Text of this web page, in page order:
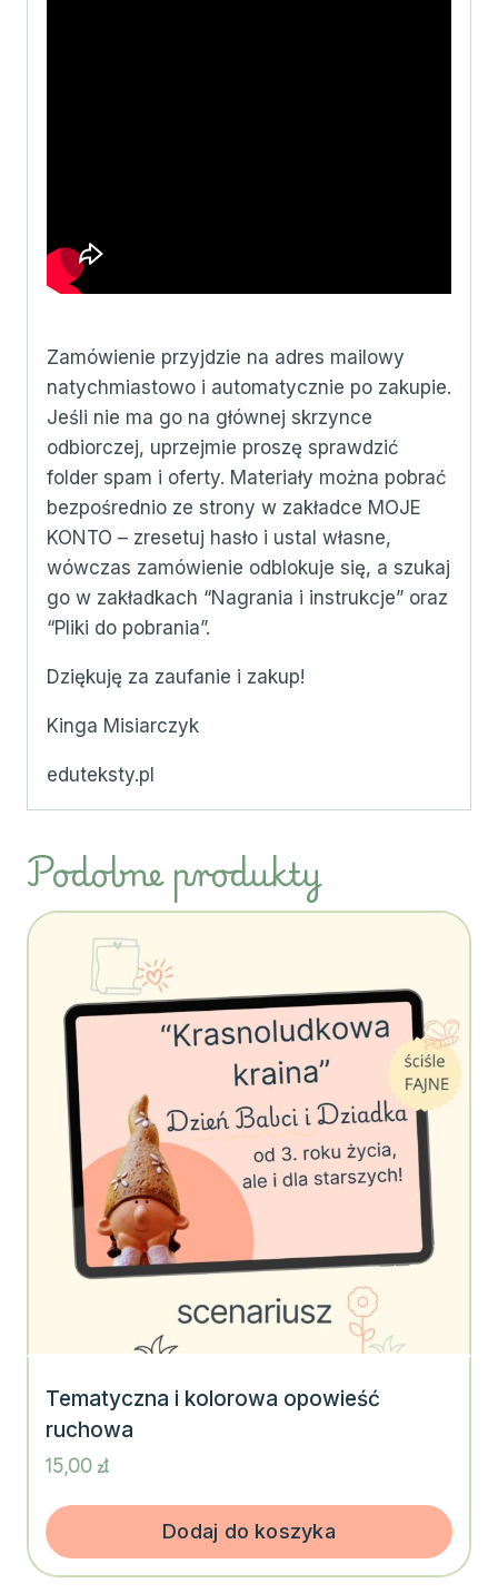
Zamówienie przyjdzie na adres mailowy
natychmiastowo i automatycznie po zakupie.
Jeśli nie ma go na głównej skrzynce
odbiorczej, uprzejmie proszę sprawdzić
folder spam i oferty. Materiały można pobrać
bezpośrednio ze strony w zakładce MOJE
KONTO – zresetuj hasło i ustal własne,
wówczas zamówienie odblokuje się, a szukaj
go w zakładkach “Nagrania i instrukcje” oraz
“Pliki do pobrania”.
Dziękuję za zaufanie i zakup!
Kinga Misiarczyk
eduteksty.pl
Podobne produkty
Tematyczna i kolorowa opowieść
ruchowa
15,00zł
Dodaj do koszyka